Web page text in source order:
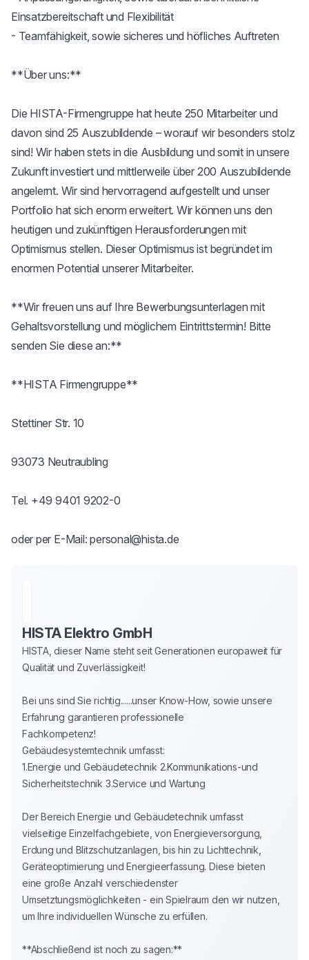
Einsatzbereitschaft und Flexibilität
- Teamfähigkeit, sowie sicheres und höfliches Auftreten
**Über uns:**
Die HISTA-Firmengruppe hat heute 250 Mitarbeiter und
davon sind 25 Auszubildende – worauf wir besonders stolz
sind! Wir haben stets in die Ausbildung und somit in unsere
Zukunft investiert und mittlerweile über 200 Auszubildende
angelernt. Wir sind hervorragend aufgestellt und unser
Portfolio hat sich enorm erweitert. Wir können uns den
heutigen und zukünftigen Herausforderungen mit
Optimismus stellen. Dieser Optimismus ist begründet im
enormen Potential unserer Mitarbeiter.
**Wir freuen uns auf Ihre Bewerbungsunterlagen mit
Gehaltsvorstellung und möglichem Eintrittstermin! Bitte
senden Sie diese an:**
**HISTA Firmengruppe**
Stettiner Str. 10
93073 Neutraubling
Tel. +49 9401 9202-0
oder per E-Mail: personal@hista.de
HISTA Elektro GmbH
HISTA, dieser Name steht seit Generationen europaweit für
Qualität und Zuverlässigkeit!
Bei uns sind Sie richtig......unser Know-How, sowie unsere
Erfahrung garantieren professionelle
Fachkompetenz!
Gebäudesystemtechnik umfasst:
1.Energie und Gebäudetechnik 2.Kommunikations-und
Sicherheitstechnik 3.Service und Wartung
Der Bereich Energie und Gebäudetechnik umfasst
vielseitige Einzelfachgebiete, von Energieversorgung,
Erdung und Blitzschutzanlagen, bis hin zu Lichttechnik,
Geräteoptimierung und Energieerfassung. Diese bieten
eine große Anzahl verschiedenster
Umsetztungsmöglichkeiten - ein Spielraum den wir nutzen,
um Ihre individuellen Wünsche zu erfüllen.
**Abschließend ist noch zu sagen:**